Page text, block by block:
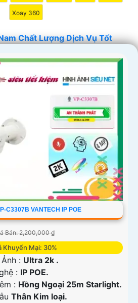
Xoay 360
Chất Lượng Dịch Vụ Tốt
C3307B VANTECH IP POE
Bán: 2,200,000 ₫
Khuyến Mại: 30%
: Ultra 2k .
: IP POE.
: Hồng Ngoại 25m Starlight.
Thân Kim loại.